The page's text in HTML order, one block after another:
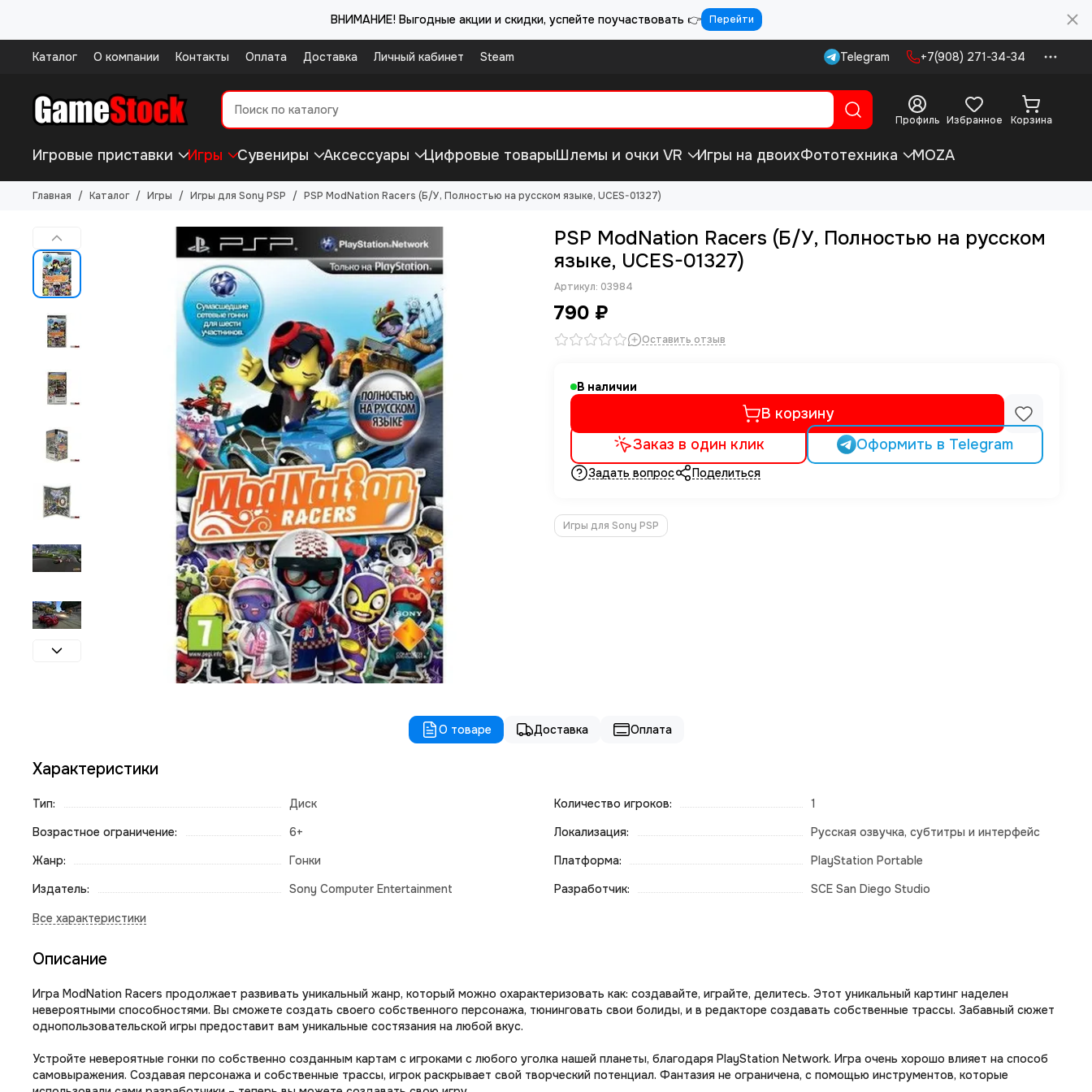
ВНИМАНИЕ! Выгодные акции и скидки, успейте поучаствовать 👉 Перейти
Каталог О компании Контакты Оплата Доставка Личный кабинет Steam Telegram +7(908) 271-34-34
Профиль Избранное Корзина
Игровые приставки Игры Сувениры Аксессуары Цифровые товарыШлемы и очки VR Игры на двоихФототехника MOZA
Главная Каталог Игры Игры для Sony PSP PSP ModNation Racers (Б/У, Полностью на русском языке, UCES-01327)
PSP ModNation Racers (Б/У, Полностью на русском
языке, UCES-01327)
Артикул: 03984
790 ₽
Оставить отзыв
В наличии
В корзину
Заказ в один клик
Оформить в Telegram
Задать вопрос Поделиться
Игры для Sony PSP
О товаре Доставка Оплата
Характеристики
Тип:
Диск
Возрастное ограничение:
6+
Жанр:
Гонки
Издатель:
Sony Computer Entertainment
Количество игроков:
1
Локализация:
Русская озвучка, субтитры и интерфейс
Платформа:
PlayStation Portable
Разработчик:
SCE San Diego Studio
Описание
Игpа МоdNаtiоn Rасеrs продолжает развивать уникальный жанр, который можно охарактеризовать как: создавайте, играйте, делитесь. Этот уникальный картинг наделен
невероятными способностями. Вы сможете создать своего собственного персонажа, тюнинговать свои болиды, и в редакторе создавать собственные трассы. Забавный сюжет
однопользовательской игры предоставит вам уникальные состязания на любой вкус.
Устройте невероятные гонки по собственно созданным картам с игроками с любого уголка нашей планеты, благодаря РlаyStаtiоn Nеtwоrk. Игра очень хорошо влияет на способ
самовыражения. Создавая персонажа и собственные трассы, игрок раскрывает свой творческий потенциал. Фантазия не ограничена, с помощью инструментов, которые